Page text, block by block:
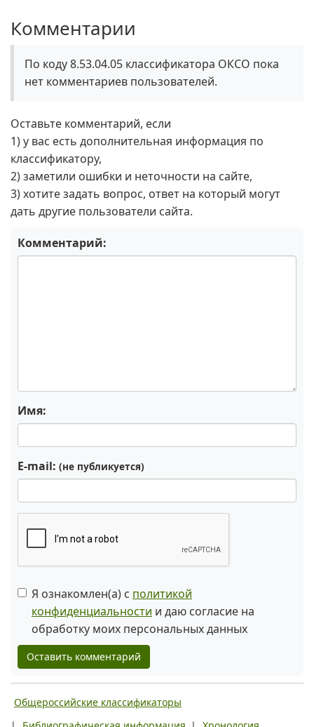
Комментарии
По коду 8.53.04.05 классификатора ОКСО пока
нет комментариев пользователей.
Оставьте комментарий, если
1) у вас есть дополнительная информация по
классификатору,
2) заметили ошибки и неточности на сайте,
3) хотите задать вопрос, ответ на который могут
дать другие пользователи сайта.
Комментарий:
Имя:
E-mail: (не публикуется)
Я ознакомлен(а) с политикой
конфиденциальности и даю согласие на
обработку моих персональных данных
Оставить комментарий
Общероссийские классификаторы